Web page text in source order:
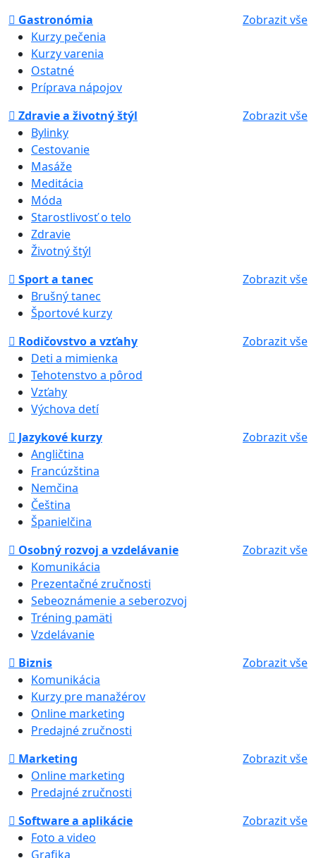
Gastronómia
Zobrazit vše
Kurzy pečenia
Kurzy varenia
Ostatné
Príprava nápojov
Zdravie a životný štýl
Zobrazit vše
Bylinky
Cestovanie
Masáže
Meditácia
Móda
Starostlivosť o telo
Zdravie
Životný štýl
Sport a tanec
Zobrazit vše
Brušný tanec
Športové kurzy
Rodičovstvo a vzťahy
Zobrazit vše
Deti a mimienka
Tehotenstvo a pôrod
Vzťahy
Výchova detí
Jazykové kurzy
Zobrazit vše
Angličtina
Francúzština
Nemčina
Čeština
Španielčina
Osobný rozvoj a vzdelávanie
Zobrazit vše
Komunikácia
Prezentačné zručnosti
Sebeoznámenie a seberozvoj
Tréning pamäti
Vzdelávanie
Biznis
Zobrazit vše
Komunikácia
Kurzy pre manažérov
Online marketing
Predajné zručnosti
Marketing
Zobrazit vše
Online marketing
Predajné zručnosti
Software a aplikácie
Zobrazit vše
Foto a video
Grafika